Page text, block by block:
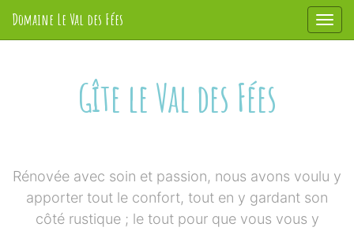
Domaine Le Val des Fées
Gîte le Val des Fées
Rénovée avec soin et passion, nous avons voulu y
apporter tout le confort, tout en y gardant son
côté rustique ; le tout pour que vous vous y
Panneau de gestion des cookies